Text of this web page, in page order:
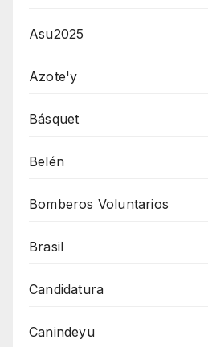
Asu2025
Azote'y
Básquet
Belén
Bomberos Voluntarios
Brasil
Candidatura
Canindeyu